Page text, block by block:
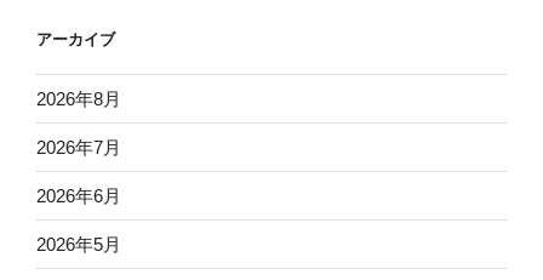
アーカイブ
2026年8月
2026年7月
2026年6月
2026年5月